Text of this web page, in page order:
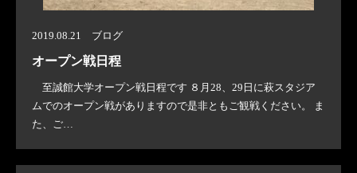
2019.08.21 ブログ
オープン戦日程
至誠館大学オープン戦日程です ８月28、29日に萩スタジア
ムでのオープン戦がありますので是非ともご観戦ください。 ま
た、ご…